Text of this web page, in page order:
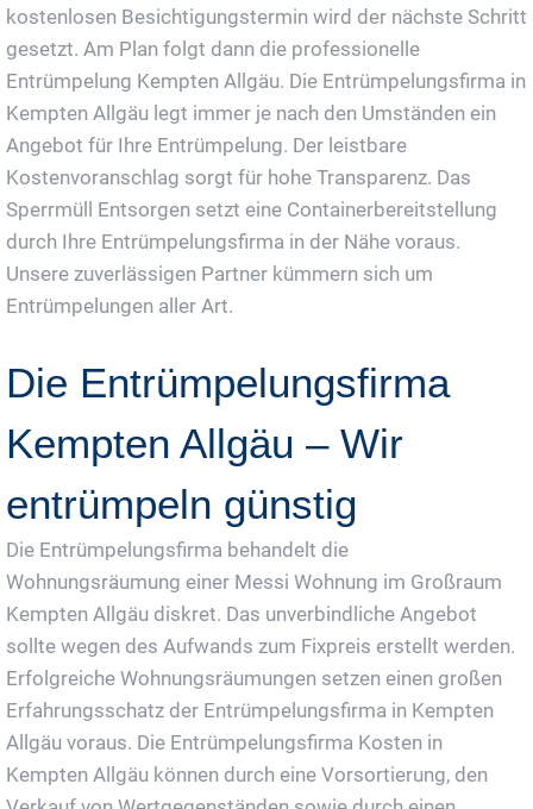
kostenlosen Besichtigungstermin wird der nächste Schritt
gesetzt. Am Plan folgt dann die professionelle
Entrümpelung Kempten Allgäu. Die Entrümpelungsfirma in
Kempten Allgäu legt immer je nach den Umständen ein
Angebot für Ihre Entrümpelung. Der leistbare
Kostenvoranschlag sorgt für hohe Transparenz. Das
Sperrmüll Entsorgen setzt eine Containerbereitstellung
durch Ihre Entrümpelungsfirma in der Nähe voraus.
Unsere zuverlässigen Partner kümmern sich um
Entrümpelungen aller Art.
Die Entrümpelungsfirma
Kempten Allgäu – Wir
entrümpeln günstig
Die Entrümpelungsfirma behandelt die
Wohnungsräumung einer Messi Wohnung im Großraum
Kempten Allgäu diskret. Das unverbindliche Angebot
sollte wegen des Aufwands zum Fixpreis erstellt werden.
Erfolgreiche Wohnungsräumungen setzen einen großen
Erfahrungsschatz der Entrümpelungsfirma in Kempten
Allgäu voraus. Die Entrümpelungsfirma Kosten in
Kempten Allgäu können durch eine Vorsortierung, den